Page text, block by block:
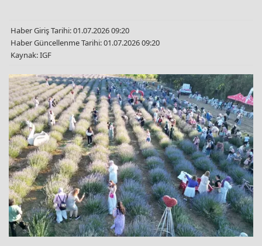
Haber Giriş Tarihi: 01.07.2026 09:20
Haber Güncellenme Tarihi: 01.07.2026 09:20
Kaynak: IGF